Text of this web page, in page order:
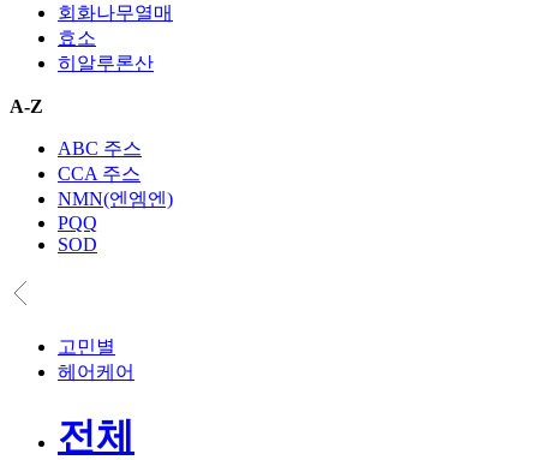
회화나무열매
효소
히알루론산
A-Z
ABC 주스
CCA 주스
NMN(엔엠엔)
PQQ
SOD
고민별
헤어케어
전체